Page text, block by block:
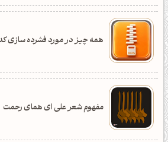
همه چیز در مورد فشرده سازی
مفهوم شعر علی ای همای رحمت